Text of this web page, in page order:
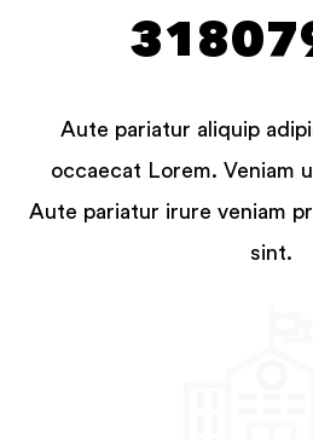
Aute pariatur aliquip
occaecat Lorem. Veniam
Aute pariatur irure veniam
sint.